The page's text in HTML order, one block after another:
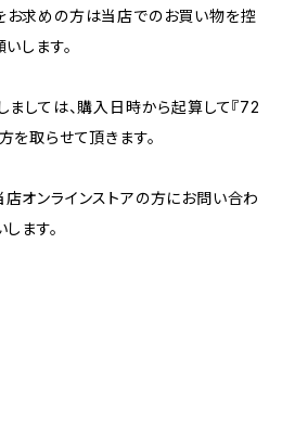
求めの方は当店でのお買い物を控
します。
ましては、購入日時から起算して『72
を取らせて頂きます。
オンラインストアの方にお問い合わ
ます。